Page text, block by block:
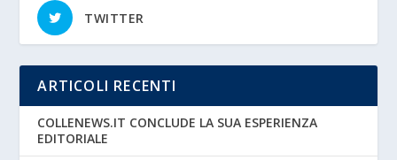
TWITTER
ARTICOLI RECENTI
COLLENEWS.IT CONCLUDE LA SUA ESPERIENZA
EDITORIALE